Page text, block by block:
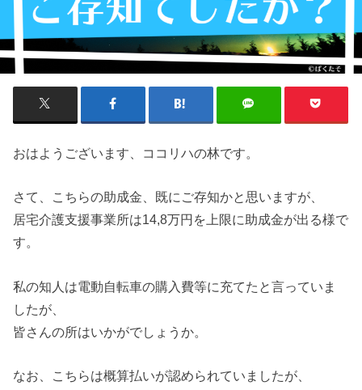
おはようございます、ココリハの林です。
さて、こちらの助成金、既にご存知かと思いますが、
居宅介護支援事業所は14,8万円を上限に助成金が出る様で
す。
私の知人は電動自転車の購入費等に充てたと言っていま
したが、
皆さんの所はいかがでしょうか。
なお、こちらは概算払いが認められていましたが、